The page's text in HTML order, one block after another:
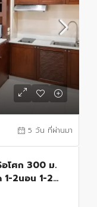
5 วัน ที่ผ่านมา
อโศก 300 ม.
2นอน 1-2น้ำ